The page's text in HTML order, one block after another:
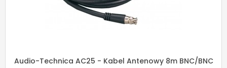
Audio-Technica AC25 - Kabel Antenowy 8m BNC/BNC